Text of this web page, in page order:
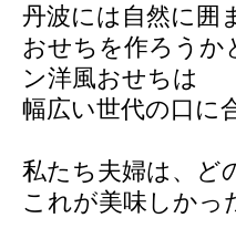
丹波には自然に囲
おせちを作ろうか
ン洋風おせちは
幅広い世代の口に
私たち夫婦は、ど
これが美味しかっ